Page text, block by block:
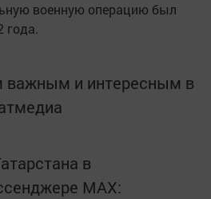
военную операцию был
года.
важным и интересным в
в
MАХ: